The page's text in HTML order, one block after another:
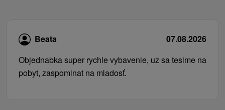
Beata
07.08.2026
Objednabka super rychle vybavenie, uz sa tesime na
pobyt, zaspominat na mladosť.